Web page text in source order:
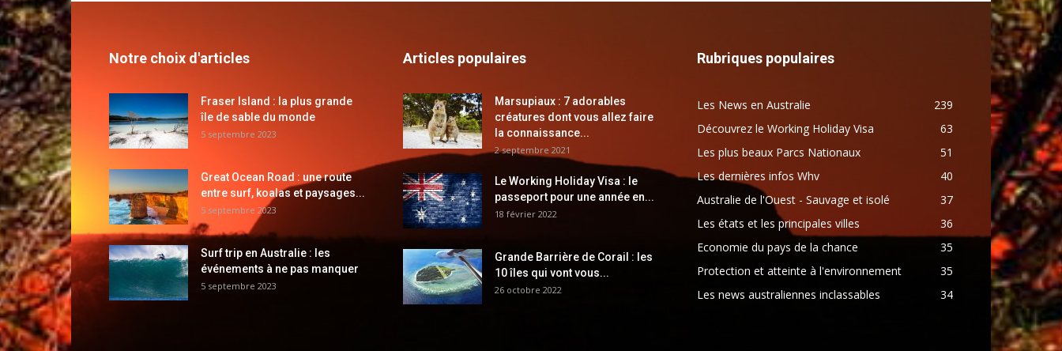
Notre choix d'articles
Fraser Island : la plus grande
île de sable du monde
5 septembre 2023
Great Ocean Road : une route
entre surf, koalas et paysages...
5 septembre 2023
Surf trip en Australie : les
événements à ne pas manquer
5 septembre 2023
Articles populaires
Marsupiaux : 7 adorables
créatures dont vous allez faire
la connaissance...
2 septembre 2021
Le Working Holiday Visa : le
passeport pour une année en...
18 février 2022
Grande Barrière de Corail : les
10 îles qui vont vous...
26 octobre 2022
Rubriques populaires
Les News en Australie
239
Découvrez le Working Holiday Visa
63
Les plus beaux Parcs Nationaux
51
Les dernières infos Whv
40
Australie de l'Ouest - Sauvage et isolé
37
Les états et les principales villes
36
Economie du pays de la chance
35
Protection et atteinte à l'environnement
35
Les news australiennes inclassables
34